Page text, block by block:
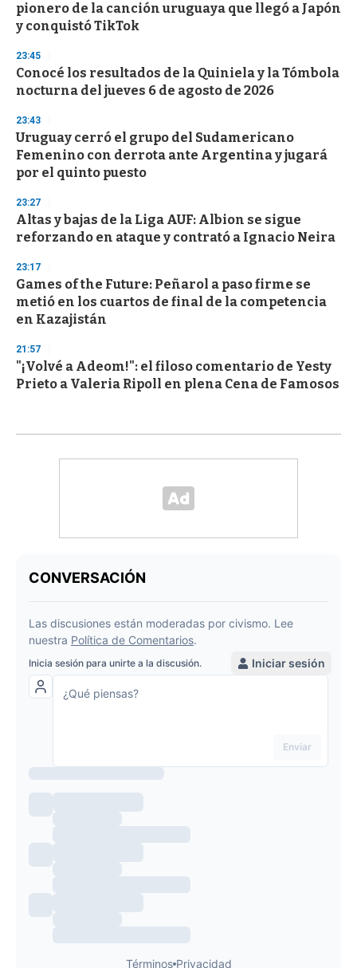
pionero de la canción uruguaya que llegó a Japón
y conquistó TikTok
23:45
Conocé los resultados de la Quiniela y la Tómbola
nocturna del jueves 6 de agosto de 2026
23:43
Uruguay cerró el grupo del Sudamericano
Femenino con derrota ante Argentina y jugará
por el quinto puesto
23:27
Altas y bajas de la Liga AUF: Albion se sigue
reforzando en ataque y contrató a Ignacio Neira
23:17
Games of the Future: Peñarol a paso firme se
metió en los cuartos de final de la competencia
en Kazajistán
21:57
"¡Volvé a Adeom!": el filoso comentario de Yesty
Prieto a Valeria Ripoll en plena Cena de Famosos